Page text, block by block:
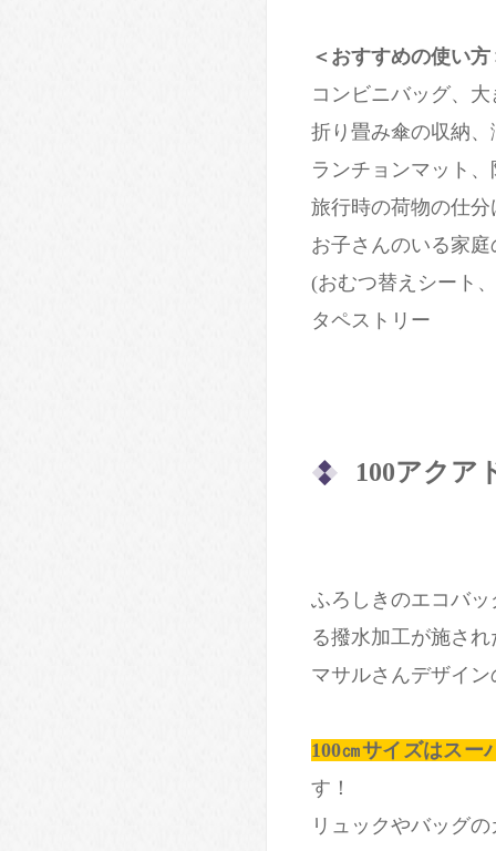
＜おすすめの使い方
コンビニバッグ、
折り畳み傘の収納
ランチョンマット
旅行時の荷物の仕分
お子さんのいる家
(おむつ替えシート
タペストリー
100アクア
ふろしきのエコバ
る撥水加工が施さ
マサルさんデザイ
100㎝サイズはスー
す！
リュックやバッグ